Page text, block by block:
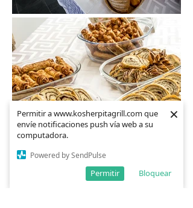
Permitir a www.kosherpitagrill.com que
envíe notificaciones push vía web a su
computadora.
Powered by SendPulse
Bloquear
Permitir
×
Permitir a www.kosherpitagrill.com que
envíe notificaciones push vía web a su
computadora.
Powered by SendPulse
Bloquear
Permitir
×